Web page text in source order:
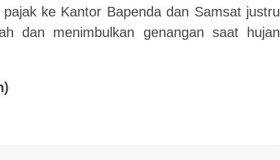
ke Kantor Bapenda dan Samsat justru
dan menimbulkan genangan saat hujan